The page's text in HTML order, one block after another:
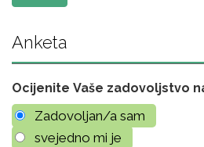
Anketa
Ocijenite Vaše zadovoljstvo
Zadovoljan/a sam
svejedno mi je